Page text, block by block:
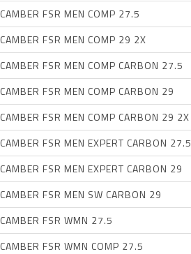
CAMBER FSR MEN COMP 27.5
CAMBER FSR MEN COMP 29 2X
CAMBER FSR MEN COMP CARBON 27.5
CAMBER FSR MEN COMP CARBON 29
CAMBER FSR MEN COMP CARBON 29 2X
CAMBER FSR MEN EXPERT CARBON 27.5
CAMBER FSR MEN EXPERT CARBON 29
CAMBER FSR MEN SW CARBON 29
CAMBER FSR WMN 27.5
CAMBER FSR WMN COMP 27.5